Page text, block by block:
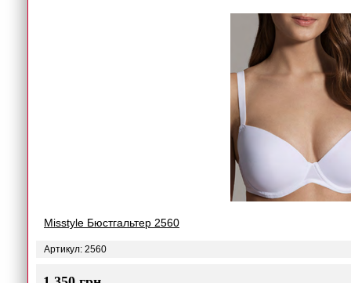
Misstyle Бюстгальтер 2560
Артикул: 2560